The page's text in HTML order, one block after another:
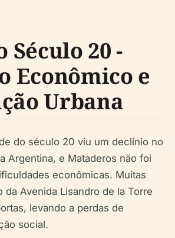
Século 20 -
Econômico e
Urbana
do século 20 viu um declínio no
Argentina, e Mataderos não foi
econômicas. Muitas
da Avenida Lisandro de la Torre
levando a perdas de
social.